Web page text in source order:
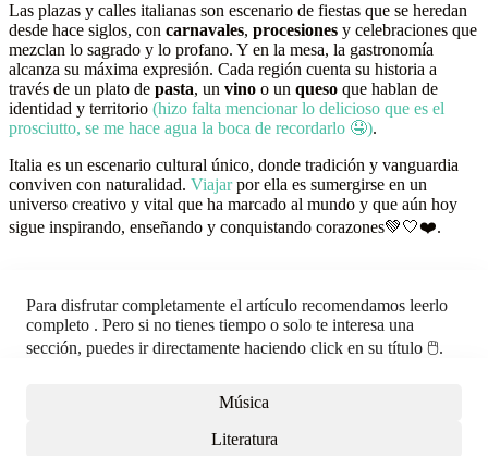
Las plazas y calles italianas son escenario de fiestas que se heredan
desde hace siglos, con carnavales, procesiones y celebraciones que
mezclan lo sagrado y lo profano. Y en la mesa, la gastronomía
alcanza su máxima expresión. Cada región cuenta su historia a
través de un plato de pasta, un vino o un queso que hablan de
identidad y territorio (hizo falta mencionar lo delicioso que es el
prosciutto, se me hace agua la boca de recordarlo 🤤).
Italia es un escenario cultural único, donde tradición y vanguardia
conviven con naturalidad. Viajarpor ella es sumergirse en un
universo creativo y vital que ha marcado al mundo y que aún hoy
sigue inspirando, enseñando y conquistando corazones💚🤍❤️.
Para disfrutar completamente el artículo recomendamos leerlo
completo . Pero si no tienes tiempo o solo te interesa una
sección, puedes ir directamente haciendo click en su título 🖱️.
Música
Literatura